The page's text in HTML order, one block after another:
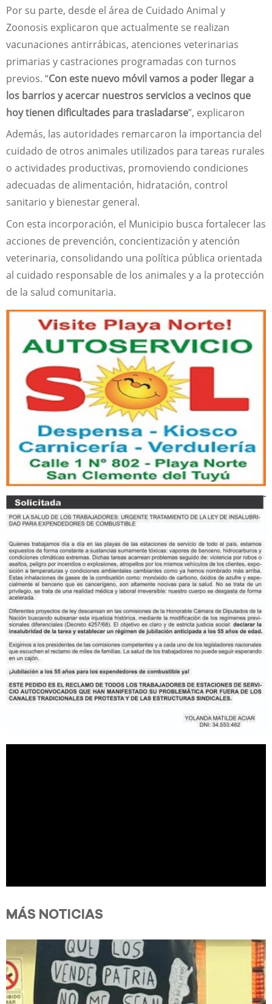
Por su parte, desde el área de Cuidado Animal y
Zoonosis explicaron que actualmente se realizan
vacunaciones antirrábicas, atenciones veterinarias
primarias y castraciones programadas con turnos
previos. “Con este nuevo móvil vamos a poder llegar a
los barrios y acercar nuestros servicios a vecinos que
hoy tienen dificultades para trasladarse”, explicaron
Además, las autoridades remarcaron la importancia del
cuidado de otros animales utilizados para tareas rurales
o actividades productivas, promoviendo condiciones
adecuadas de alimentación, hidratación, control
sanitario y bienestar general.
Con esta incorporación, el Municipio busca fortalecer las
acciones de prevención, concientización y atención
veterinaria, consolidando una política pública orientada
al cuidado responsable de los animales y a la protección
de la salud comunitaria.
MÁS NOTICIAS